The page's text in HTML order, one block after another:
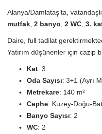
Alanya/Damlataş’ta,
mutfak 2 banyo 2 WC 3.
Daire, full tadilat
Yatırım düşünenler için cazip
Kat: 3
Oda Sayısı: 3+1 (Ayrı
Metrekare: 140 m²
Cephe: Kuzey-Doğu-
Banyo Sayısı: 2
WC: 2